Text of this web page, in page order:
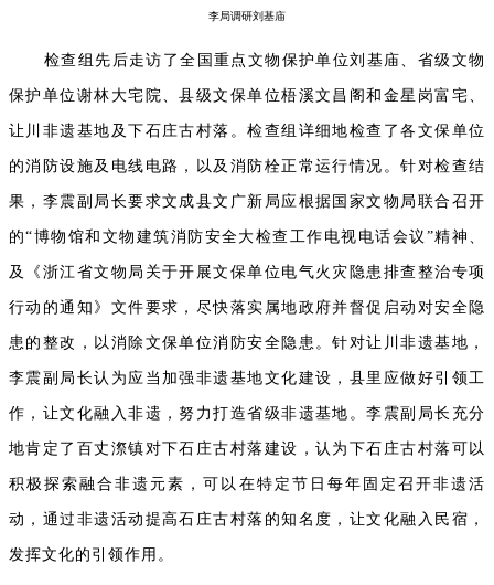
李局调研刘基庙
检查组先后走访了全国重点文物保护单位刘基庙、省级文物
保护单位谢林大宅院、县级文保单位梧溪文昌阁和金星岗富宅、
让川非遗基地及下石庄古村落。检查组详细地检查了各文保单位
的消防设施及电线电路，以及消防栓正常运行情况。针对检查结
果，李震副局长要求文成县文广新局应根据国家文物局联合召开
的“博物馆和文物建筑消防安全大检查工作电视电话会议”精神、
及《浙江省文物局关于开展文保单位电气火灾隐患排查整治专项
行动的通知》文件要求，尽快落实属地政府并督促启动对安全隐
患的整改，以消除文保单位消防安全隐患。针对让川非遗基地，
李震副局长认为应当加强非遗基地文化建设，县里应做好引领工
作，让文化融入非遗，努力打造省级非遗基地。李震副局长充分
地肯定了百丈漈镇对下石庄古村落建设，认为下石庄古村落可以
积极探索融合非遗元素，可以在特定节日每年固定召开非遗活
动，通过非遗活动提高石庄古村落的知名度，让文化融入民宿，
发挥文化的引领作用。